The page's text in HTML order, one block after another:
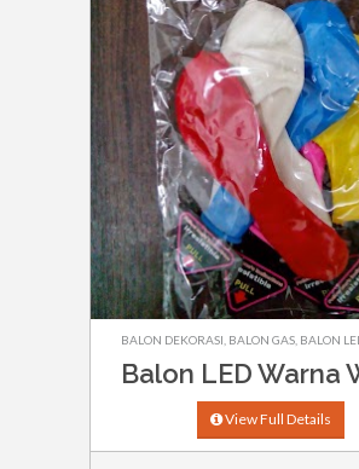
BALON DEKORASI BALON GAS BALON
Balon LED Warna
View Full Details